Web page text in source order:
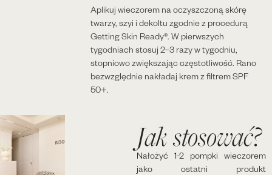
Aplikuj wieczorem na oczyszczoną skórę
twarzy, szyi i dekoltu zgodnie z procedurą
Getting Skin Ready®. W pierwszych
tygodniach stosuj 2–3 razy w tygodniu,
stopniowo zwiększając częstotliwość. Rano
bezwzględnie nakładaj krem z filtrem SPF
50+.
Jak stosować?
Nałożyć 1-2 pompki wieczorem
jako ostatni produkt